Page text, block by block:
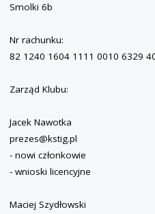
Smolki 6b
Nr rachunku:
82 1240 1604 1111 0010 6329
Zarząd Klubu:
Jacek Nawotka
prezes@kstig.pl
- nowi członkowie
- wnioski licencyjne
Maciej Szydłowski